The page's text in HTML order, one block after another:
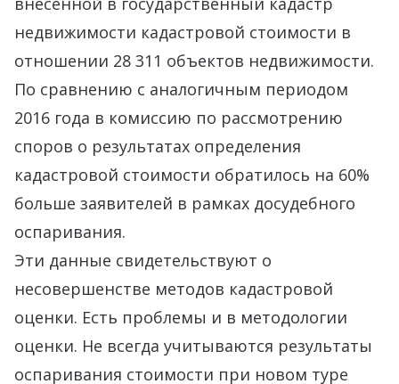
недвижимости кадастровой стоимости в
отношении 28 311 объектов недвижимости.
По сравнению с аналогичным периодом
2016 года в комиссию по рассмотрению
споров о результатах определения
кадастровой стоимости обратилось на 60%
больше заявителей в рамках досудебного
оспаривания.
Эти данные свидетельствуют о
несовершенстве методов кадастровой
оценки. Есть проблемы и в методологии
оценки. Не всегда учитываются результаты
оспаривания стоимости при новом туре